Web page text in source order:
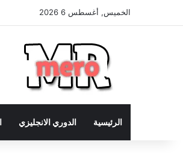
الخميس, أغسطس 6 2026
الرئيسية الدوري الانجليزي